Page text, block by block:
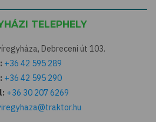
TELEPHELY
Debreceni út 103.
+36 42 595 289
+36 42 595 290
+36 30 207 6269